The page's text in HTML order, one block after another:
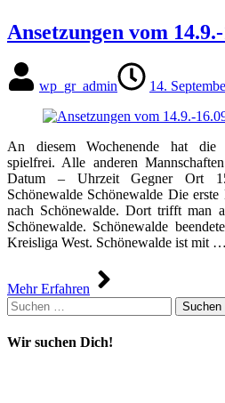
Ansetzungen vom
wp_gr_admin 14.
An diesem Wochenende hat die
spielfrei. Alle anderen
Datum – Uhrzeit Gegner Ort
Schönewalde Schönewalde Die
nach Schönewalde. Dort trifft man
Schönewalde. Schönewalde
Kreisliga West. Schönewalde ist mit …
Mehr Erfahren
Suchen
nach:
Wir suchen Dich!